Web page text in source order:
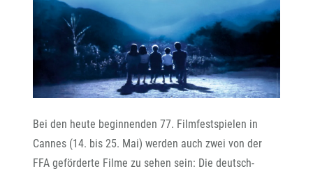
Bei den heute beginnenden 77. Filmfestspielen in
Cannes (14. bis 25. Mai) werden auch zwei von der
FFA geförderte Filme zu sehen sein: Die deutsch-